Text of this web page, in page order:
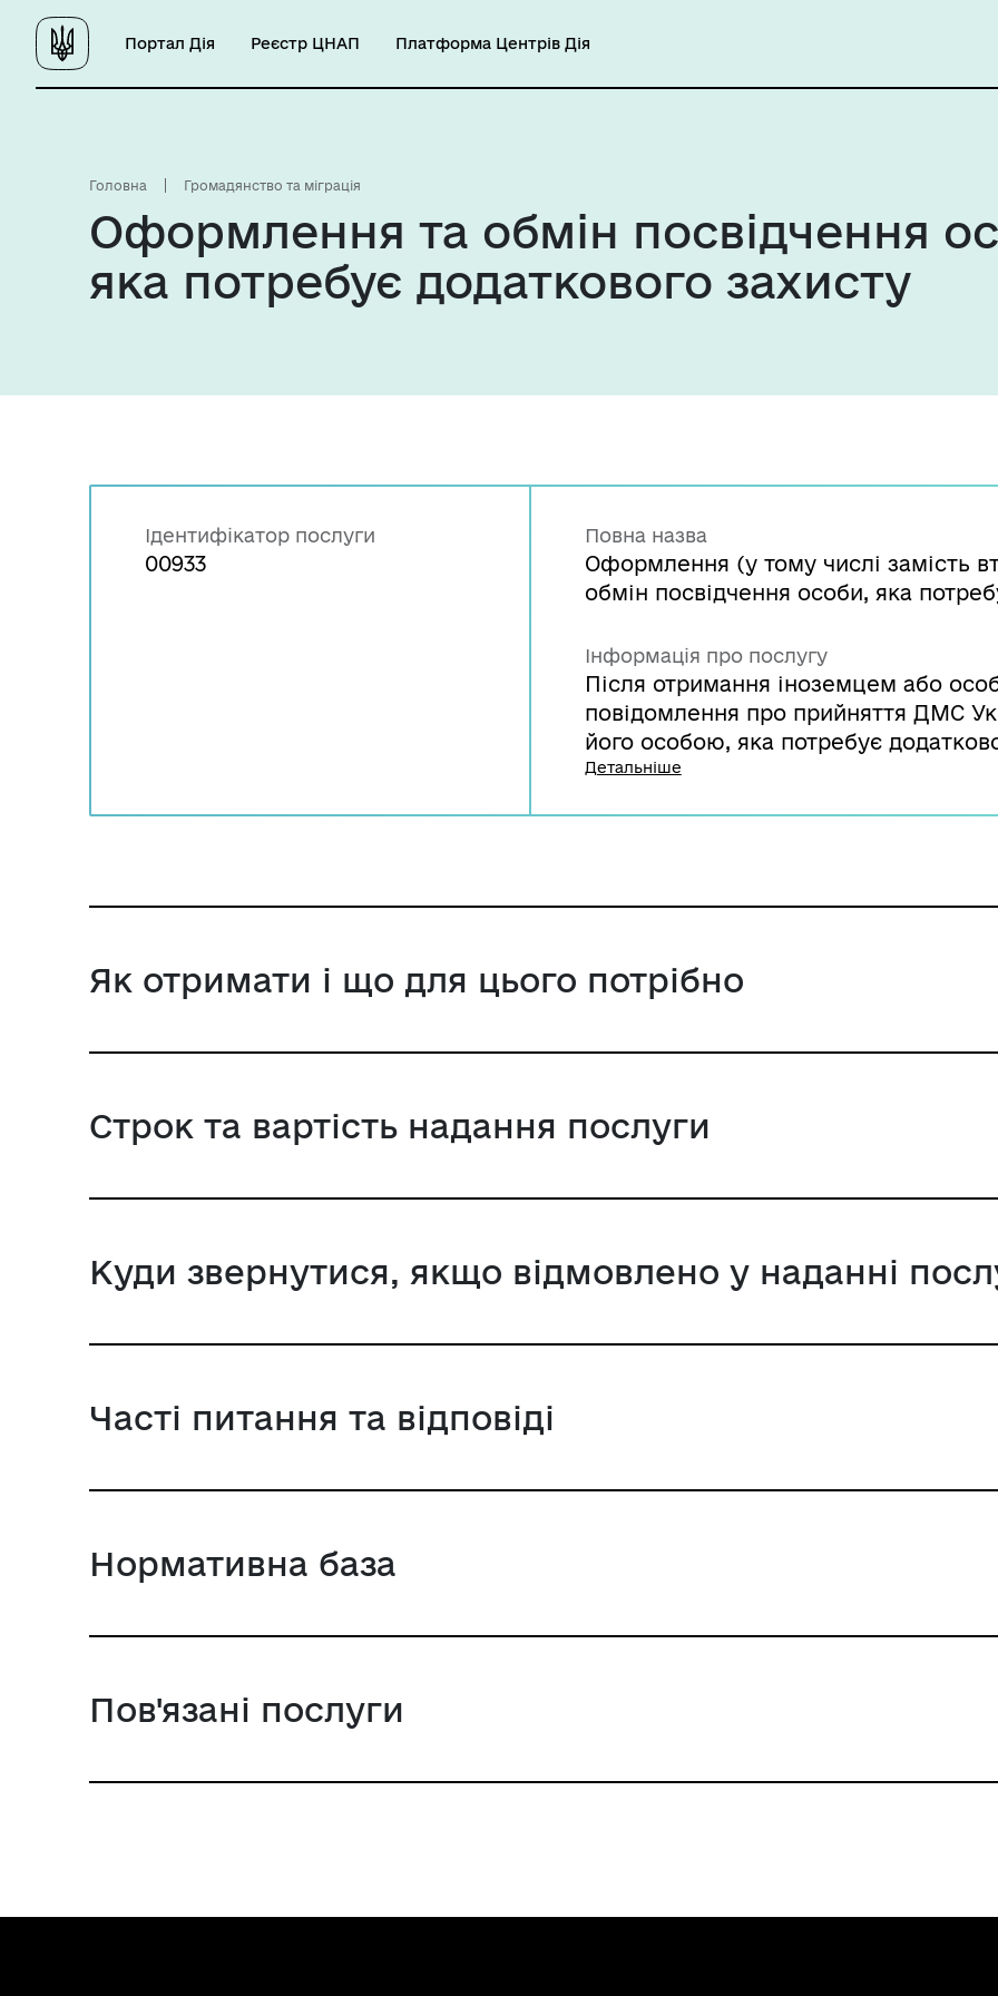
Портал Дія Реєстр ЦНАП Платформа Центрів Дія
Головна Громадянство та міграція
Оформлення та обмін посвідчення
яка потребує додаткового захисту
Ідентифікатор послуги
00933
Повна назва
Оформлення (у тому числі замість
обмін посвідчення особи, яка
Інформація про послугу
Після отримання іноземцем або
повідомлення про прийняття ДМС
його особою, яка потребує
звертається до територіального
України приймає рішення про їх
Детальніше
Як отримати і що для цього потрібно
Строк та вартість надання послуги
Куди звернутися, якщо відмовлено у наданні
Часті питання та відповіді
Нормативна база
Пов'язані послуги